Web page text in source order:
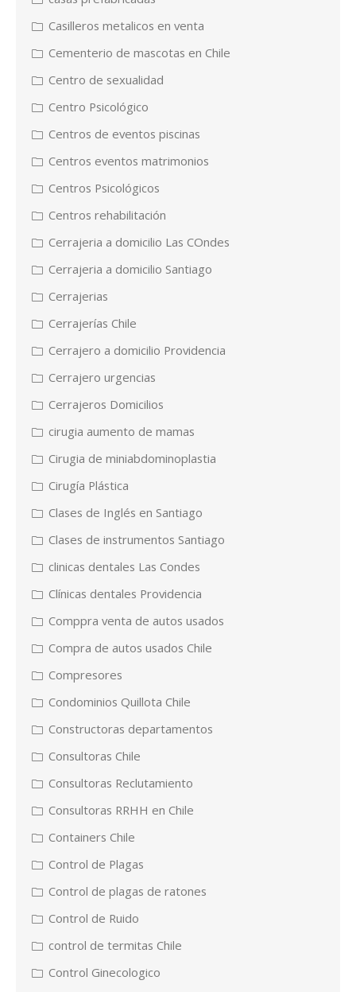
Casilleros metalicos en venta
Cementerio de mascotas en Chile
Centro de sexualidad
Centro Psicológico
Centros de eventos piscinas
Centros eventos matrimonios
Centros Psicológicos
Centros rehabilitación
Cerrajeria a domicilio Las COndes
Cerrajeria a domicilio Santiago
Cerrajerias
Cerrajerías Chile
Cerrajero a domicilio Providencia
Cerrajero urgencias
Cerrajeros Domicilios
cirugia aumento de mamas
Cirugia de miniabdominoplastia
Cirugía Plástica
Clases de Inglés en Santiago
Clases de instrumentos Santiago
clinicas dentales Las Condes
Clínicas dentales Providencia
Comppra venta de autos usados
Compra de autos usados Chile
Compresores
Condominios Quillota Chile
Constructoras departamentos
Consultoras Chile
Consultoras Reclutamiento
Consultoras RRHH en Chile
Containers Chile
Control de Plagas
Control de plagas de ratones
Control de Ruido
control de termitas Chile
Control Ginecologico